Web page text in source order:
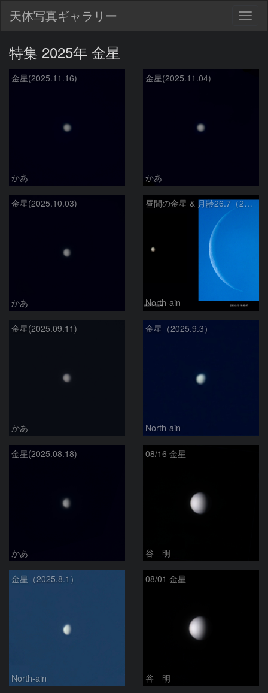
天体写真ギャラリー
特集 2025年 金星
金星(2025.11.16)
かあ
金星(2025.11.04)
かあ
金星(2025.10.03)
かあ
昼間の金星 & 月齢26.7（2025.9.19）
North-ain
金星(2025.09.11)
かあ
金星（2025.9.3）
North-ain
金星(2025.08.18)
かあ
08/16 金星
谷 明
金星（2025.8.1）
North-ain
08/01 金星
谷 明